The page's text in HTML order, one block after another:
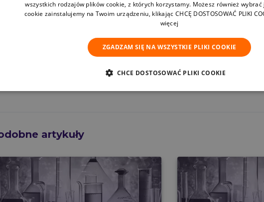
artykuły
wszystkich rodzajów plików cookie, z których korzystamy. Możesz również
cookie zainstalujemy na Twoim urządzeniu, klikając CHCĘ DOSTOSOWAĆ PLIKI
więcej
ZGADZAM SIĘ NA WSZYSTKIE PLIKI COOKIE
CHCE DOSTOSOWAĆ PLIKI COOKIE